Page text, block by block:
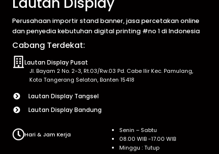
Perusahaan importir stand banner, jasa percetakan online
dan penyedia kebutuhan digital printing #no 1 di Indonesia
Cabang Terdekat:
Lautan Display Pusat
Jl. Bayam 2 No. 2-3, Rt.03/Rw.03 Pd. Cabe Ilir Kec. Pamulang,
Kota Tangerang Selatan, Banten 15418
Lautan Display Tangsel
Lautan Display Bandung
Hari & Jam Kerja
Senin – Sabtu
08.00 WIB -17.00 WIB
Minggu : Tutup